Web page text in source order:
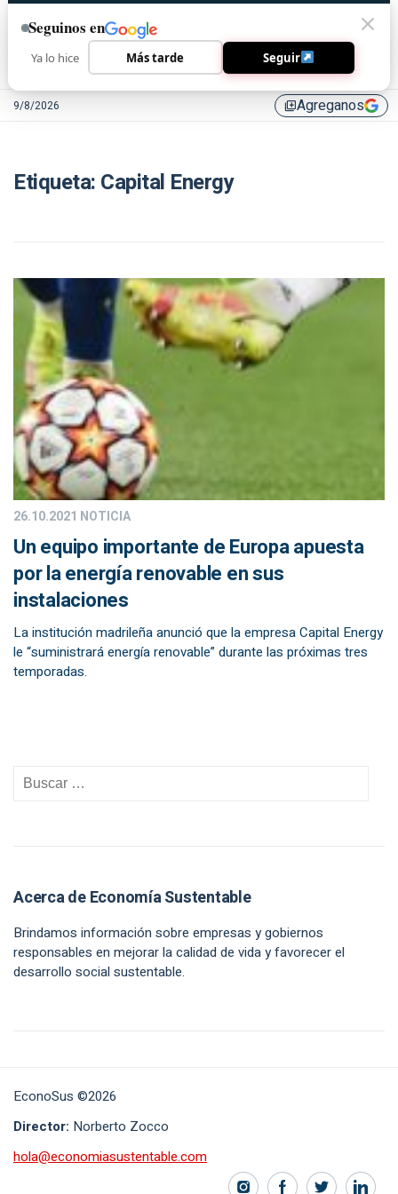
9/8/2026 library_addAgreganos
Etiqueta: Capital Energy
26.10.2021 NOTICIA
Un equipo importante de Europa apuesta
por la energía renovable en sus
instalaciones
La institución madrileña anunció que la empresa Capital Energy
le “suministrará energía renovable” durante las próximas tres
temporadas.
Acerca de Economía Sustentable
Brindamos información sobre empresas y gobiernos
responsables en mejorar la calidad de vida y favorecer el
desarrollo social sustentable.
EconoSus ©2026
Director: Norberto Zocco
hola@economiasustentable.com
Seguinos en
Ya lo hice Más tarde Seguir